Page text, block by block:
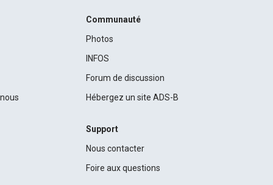
Communauté
Photos
INFOS
Forum de discussion
Hébergez un site ADS-B
Support
Nous contacter
Foire aux questions